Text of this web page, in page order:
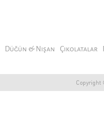
Düğün & Nişan Çikolatalar
Copyright